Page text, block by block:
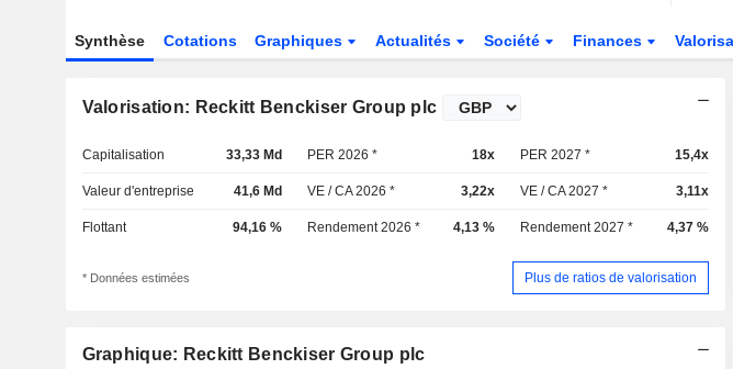
Synthèse Cotations Graphiques Actualités Société Finances
Valorisation: Reckitt Benckiser Group plc
Capitalisation 33,33 Md PER 2026 * 18x PER 2027 * 15,4x
Valeur d'entreprise 41,6 Md VE / CA 2026 * 3,22x VE / CA 2027 * 3,11x
Flottant 94,16 % Rendement 2026 * 4,13 % Rendement 2027 * 4,37 %
* Données estimées Plus de ratios de valorisation
Graphique: Reckitt Benckiser Group plc